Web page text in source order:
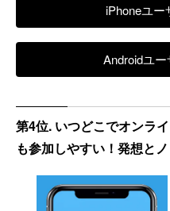
iPhoneユー
Androidユ
第4位. いつどこでオンラ
も参加しやすい！発想と